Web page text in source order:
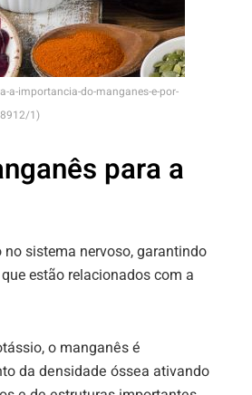
importancia-do-manganes-e-por-
1)
para a
sistema nervoso, garantindo
estão relacionados com a
o manganês é
da densidade óssea ativando